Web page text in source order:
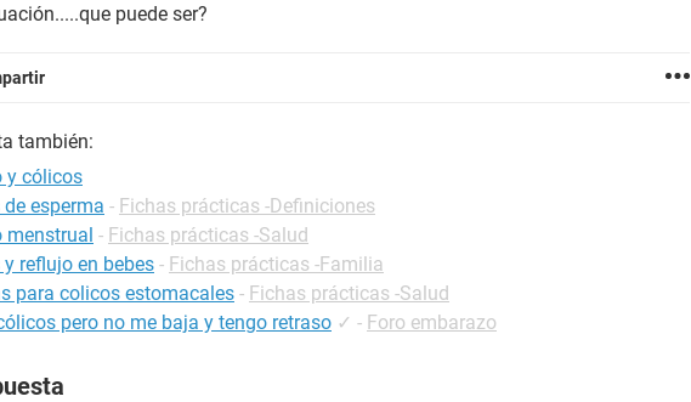
puede ser?
también:
y cólicos
esperma - Fichas prácticas -Definiciones
menstrual - Fichas prácticas -Salud
y reflujo en bebes - Fichas prácticas -Familia
para colicos estomacales - Fichas prácticas -Salud
pero no me baja y tengo retraso ✓ - Foro embarazo